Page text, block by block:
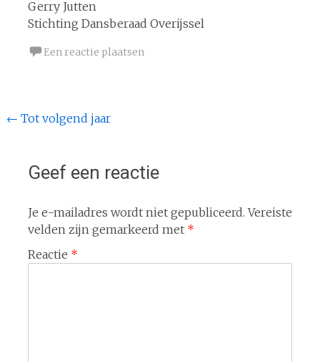
Gerry Jutten
Stichting Dansberaad Overijssel
Een reactie plaatsen
Bericht
← Tot volgend jaar
Geef een reactie
Je e-mailadres wordt niet gepubliceerd. Vereiste
velden zijn gemarkeerd met *
Reactie *